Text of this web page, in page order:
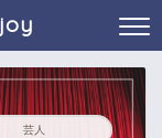
芸人